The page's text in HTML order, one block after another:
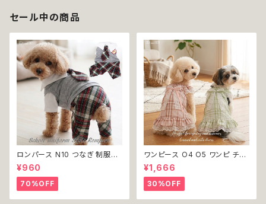
セール中の商品
ロンパース N10 つなぎ 制服風
チェック柄 グレー 灰色 コスチュ
ーム コスプレ ドッグウェア dog
犬 猫 ペット 服 犬服 洋服 オシ
ャレ かわいい 小型犬 返品交換
不可
¥960
70%OFF
ワンピース O4 O5 ワンピ チェ
ック プリーツ レース 女の子 犬
犬服 小型 猫 服 洋服 ペット do
g ドッグウェア おしゃれ かわい
い 返品交換不可
¥1,666
30%OFF